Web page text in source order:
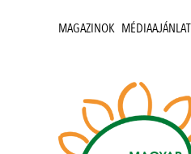
MAGAZINOK MÉDIAAJÁNLAT